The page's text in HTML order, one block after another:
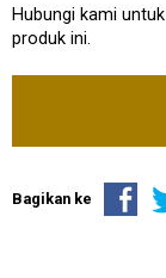
Hubungi kami
produk ini.
Bagikan ke